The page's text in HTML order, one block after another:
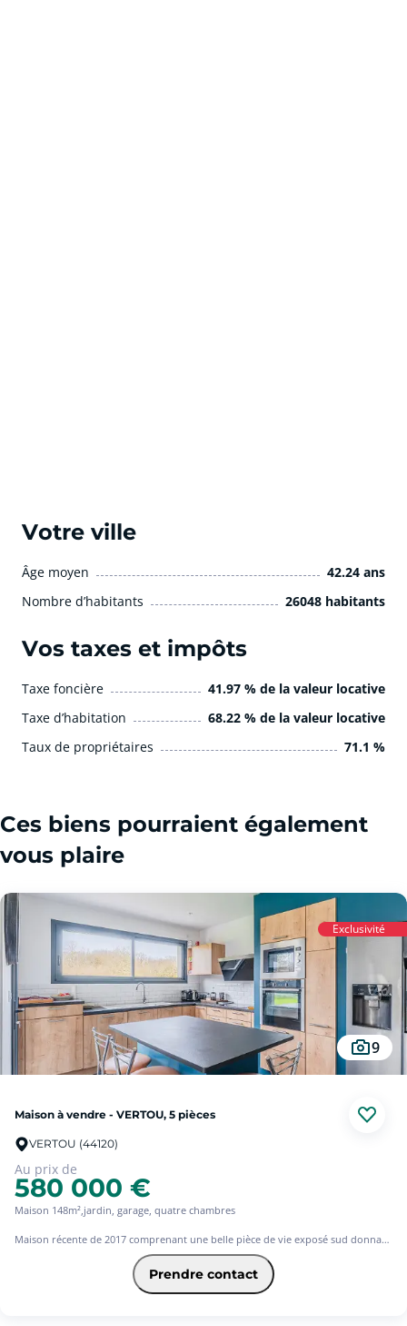
Votre ville
Âge moyen
42.24 ans
Nombre d’habitants
26048 habitants
Vos taxes et impôts
Taxe foncière
41.97 % de la valeur locative
Taxe d’habitation
68.22 % de la valeur locative
Taux de propriétaires
71.1 %
Ces biens pourraient également
vous plaire
Exclusivité
9
Maison à vendre - VERTOU, 5 pièces
VERTOU (44120)
Au prix de
580 000 €
Maison 148m²,jardin, garage, quatre chambres
Maison récente de 2017 comprenant une belle pièce de vie exposé sud donnant
sur un magnifique jardin piscinable, une cuisine aménagée et équipée, une
arrière cuisine, une suite parentale,
A l'étage un vaste palier pouvant faire office de bureau, trois chambres, une
salle de bains, un WC séparé.
Prendre contact